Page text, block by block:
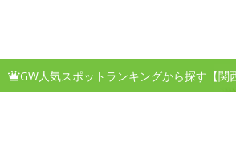
GW人気スポットランキングから探す【関